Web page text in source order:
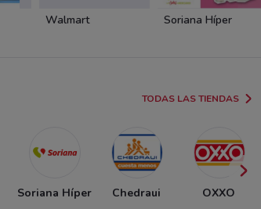
Walmart Soriana Híper
TODAS LAS TIENDAS
Soriana Híper Chedraui OXXO